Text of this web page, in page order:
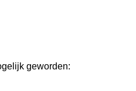
geworden: